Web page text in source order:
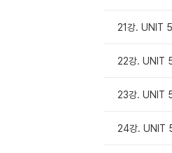
21강. UNIT
22강. UNIT
23강. UNIT
24강. UNIT